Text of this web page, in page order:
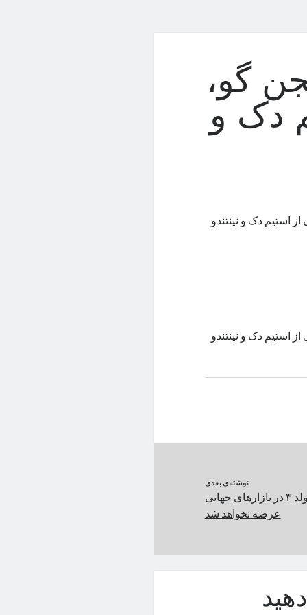
گو،
دک و
استیم دک و نینتندو
استیم دک و نینتندو
نوشته‌ی بعدی
شیائومی میکس فولد ۳ در بازارهای جهانی
عرضه نخواهد شد